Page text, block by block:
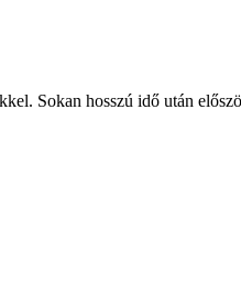
Sokan hosszú idő után